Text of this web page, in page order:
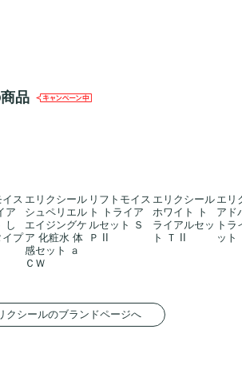
品
イス
ア
し
イプ
エリクシール
シュペリエル
エイジングケ
ア 化粧水 体
感セット ａ
ＣＷ
リフトモイス
ト トライア
ルセット Ｓ
Ｐ II
エリクシール
ホワイト ト
ライアルセッ
ト Ｔ II
エリ
アド
トラ
ット
クシールのブランドページへ